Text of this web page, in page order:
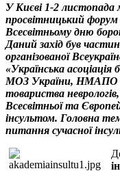
У Києві 1-2 листопада
просвітницький форум
Всесвітньому дню
Даний захід був
організованої
«Українська
МОЗ України, НМАПО
товариства
Всесвітньої та
інсультом. Головна
питання сучасної